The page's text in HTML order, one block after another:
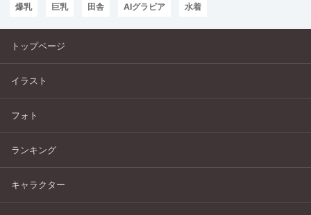
爆乳 巨乳 田舎 AIグラビア 水着
トップページ
イラスト
フォト
ランキング
キャラクター